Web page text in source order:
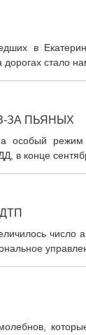
в
стало
ЗА ПЬЯНЫХ
особый
в конце